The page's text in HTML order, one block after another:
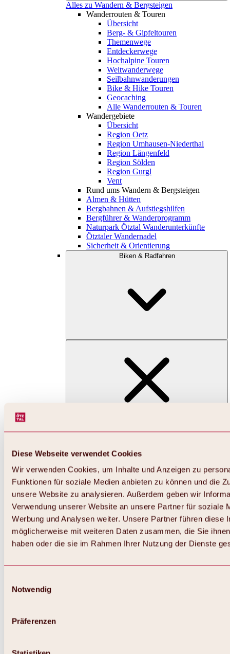
Diese Webseite verwendet Cookies
Wir verwenden Cookies, um Inhalte und Anzeigen zu
Funktionen für soziale Medien anbieten zu können und die
unsere Website zu analysieren. Außerdem geben wir
Verwendung unserer Website an unsere Partner für soziale
Werbung und Analysen weiter. Unsere Partner führen diese
möglicherweise mit weiteren Daten zusammen, die Sie
haben oder die sie im Rahmen Ihrer Nutzung der Dienste
Notwendig
Präferenzen
Alles zu Wandern & Bergsteigen
Wanderrouten & Touren
Übersicht
Berg- & Gipfeltouren
Themenwege
Entdeckerwege
Hochalpine Touren
Weitwanderwege
Seilbahnwanderungen
Bike & Hike Touren
Geocaching
Alle Wanderrouten & Touren
Wandergebiete
Übersicht
Region Oetz
Region Umhausen-Niederthai
Region Längenfeld
Region Sölden
Region Gurgl
Vent
Rund ums Wandern & Bergsteigen
Almen & Hütten
Bergbahnen & Aufstiegshilfen
Bergführer & Wanderprogramm
Naturpark Ötztal Wanderunterkünfte
Ötztaler Wandernadel
Sicherheit & Orientierung
Biken & Radfahren